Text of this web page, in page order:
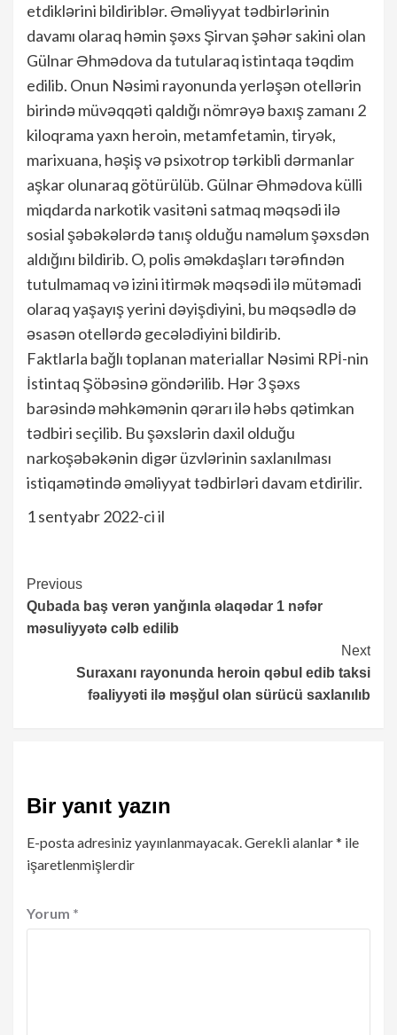
etdiklərini bildiriblər. Əməliyyat tədbirlərinin
davamı olaraq həmin şəxs Şirvan şəhər sakini olan
Gülnar Əhmədova da tutularaq istintaqa təqdim
edilib. Onun Nəsimi rayonunda yerləşən otellərin
birində müvəqqəti qaldığı nömrəyə baxış zamanı 2
kiloqrama yaxn heroin, metamfetamin, tiryək,
marixuana, həşiş və psixotrop tərkibli dərmanlar
aşkar olunaraq götürülüb. Gülnar Əhmədova külli
miqdarda narkotik vasitəni satmaq məqsədi ilə
sosial şəbəkələrdə tanış olduğu naməlum şəxsdən
aldığını bildirib. O, polis əməkdaşları tərəfindən
tutulmamaq və izini itirmək məqsədi ilə mütəmadi
olaraq yaşayış yerini dəyişdiyini, bu məqsədlə də
əsasən otellərdə gecələdiyini bildirib.
Faktlarla bağlı toplanan materiallar Nəsimi RPİ-nin
İstintaq Şöbəsinə göndərilib. Hər 3 şəxs
barəsində məhkəmənin qərarı ilə həbs qətimkan
tədbiri seçilib. Bu şəxslərin daxil olduğu
narkoşəbəkənin digər üzvlərinin saxlanılması
istiqamətində əməliyyat tədbirləri davam etdirilir.
1 sentyabr 2022-ci il
Continue
Reading
Previous
Qubada baş verən yanğınla əlaqədar 1 nəfər
məsuliyyətə cəlb edilib
Next
Suraxanı rayonunda heroin qəbul edib taksi
fəaliyyəti ilə məşğul olan sürücü saxlanılıb
Bir yanıt yazın
E-posta adresiniz yayınlanmayacak.Gerekli alanlar* ile
işaretlenmişlerdir
Yorum *